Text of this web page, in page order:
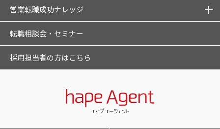
営業転職成功ナレッジ
転職相談会・セミナー
採用担当者の方はこちら